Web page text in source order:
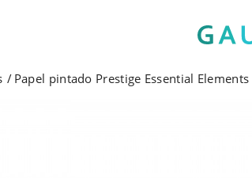
/ Papel pintado Prestige Essential